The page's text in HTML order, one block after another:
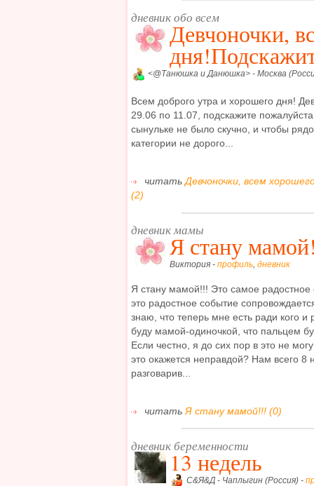
дневник обо всем
Девчоночки,
<@Танюшка и Данюшка> - Москва
Всем доброго утра и хорошего дня!
29.06 по 11.07, подскажите
сынульке не было скучно, и чтобы
категории не дорого...
читатьДевчоночки, всем
(2)
дневник мамы
Я стану
Виктория - профиль, дневник
Я стану мамой!!! Это самое
это радостное событие
знаю, что теперь мне есть ради кого и
буду мамой-одиночкой, что пальцем
Если честно, я до сих пор в это не
это окажется неправдой? Нам всего 8
разговарив...
читать Я стану мамой!!! (0)
дневник беременности
13 недель
С&Я&Д - Чаплыгин (Россия) -